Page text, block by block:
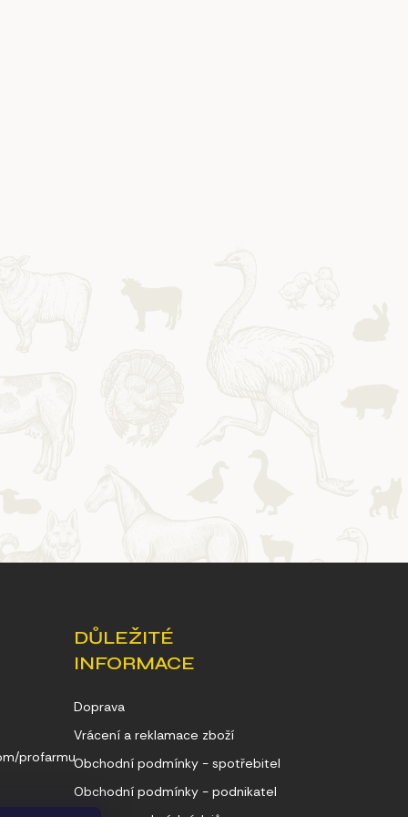
profarmu
DŮLEŽITÉ
INFORMACE
Doprava
Vrácení a reklamace zboží
Obchodní podmínky - spotřebitel
Obchodní podmínky - podnikatel